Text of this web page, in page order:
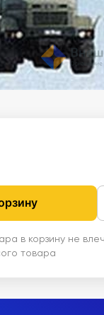
в корзину не
товара